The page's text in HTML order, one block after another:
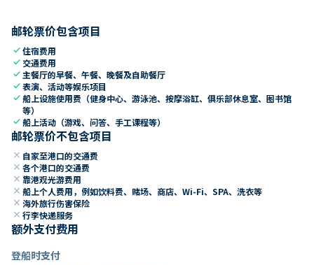
邮轮票价包含项目
check住宿费用
check 交通费用
check 主餐厅的早餐、午餐、晚餐及自助餐厅
check表演、活动等娱乐项目
check船上设施使用费（健身中心、游泳池、按摩浴缸、俱乐部休息室、图书馆
等）
check船上活动（游戏、问答、手工课程等）
邮轮票价不包含项目
close 自家至港口的交通费
close 各个港口的交通费
close 靠港观光游费用
close 船上个人费用，例如饮料费、赌场、商店、Wi-Fi、SPA、洗衣等
close 海外旅行伤害保险
close 行李快递服务
额外支付费用
登船时支付